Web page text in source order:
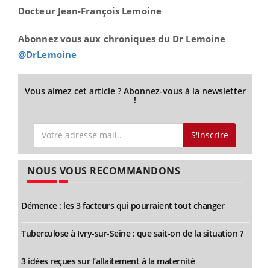
Docteur Jean-François Lemoine
Abonnez vous aux chroniques du Dr Lemoine
@DrLemoine
Vous aimez cet article ? Abonnez-vous à la newsletter
!
S'inscrire
NOUS VOUS RECOMMANDONS
Démence : les 3 facteurs qui pourraient tout changer
Tuberculose à Ivry-sur-Seine : que sait-on de la situation ?
3 idées reçues sur l’allaitement à la maternité